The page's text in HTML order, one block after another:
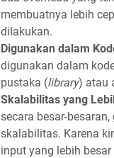
membuatnya lebih
dilakukan.
Digunakan dalam
digunakan dalam
pustaka (library) atau
Skalabilitas yang
secara besar-
skalabilitas. Karena
input yang lebih